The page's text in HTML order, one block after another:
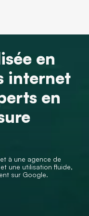
en
internet
en
à une agence de
une utilisation fluide,
sur Google.